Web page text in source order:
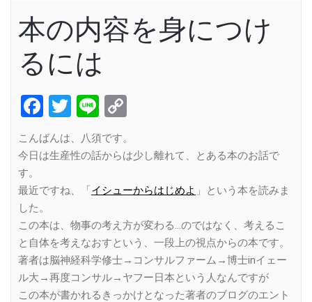
本の内容を身につけ
るには
Facebook
Twitter
Line
こんばんは、八須です。
今日は生産性の話からは少し離れて、とある本のお話で
す。
最近ですね、「イシューからはじめよ 」という本を読みま
した。
この本は、物事の考え方が変わる…のではなく、考えるこ
と自体を考えなおすという、一段上の視点からの本です。
著者は脳神経科学修士→コンサルファーム→博士inイェー
ル大→再度コンサル→ヤフー日本という人なんですが
この本が書かれるきっかけとなった著者のブログのエント